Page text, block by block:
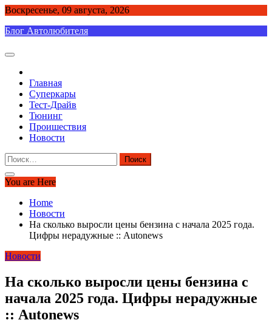
Skip
content
Воскресенье, 09 августа, 2026
Блог Автолюбителя
Главная
Суперкары
Тест-Драйв
Тюнинг
Проишествия
Новости
Найти:
You are Here
Home
Новости
На сколько выросли цены бензина с начала 2025 года.
Цифры нерадужные :: Autonews
Новости
На сколько выросли цены бензина с
начала 2025 года. Цифры нерадужные
:: Autonews